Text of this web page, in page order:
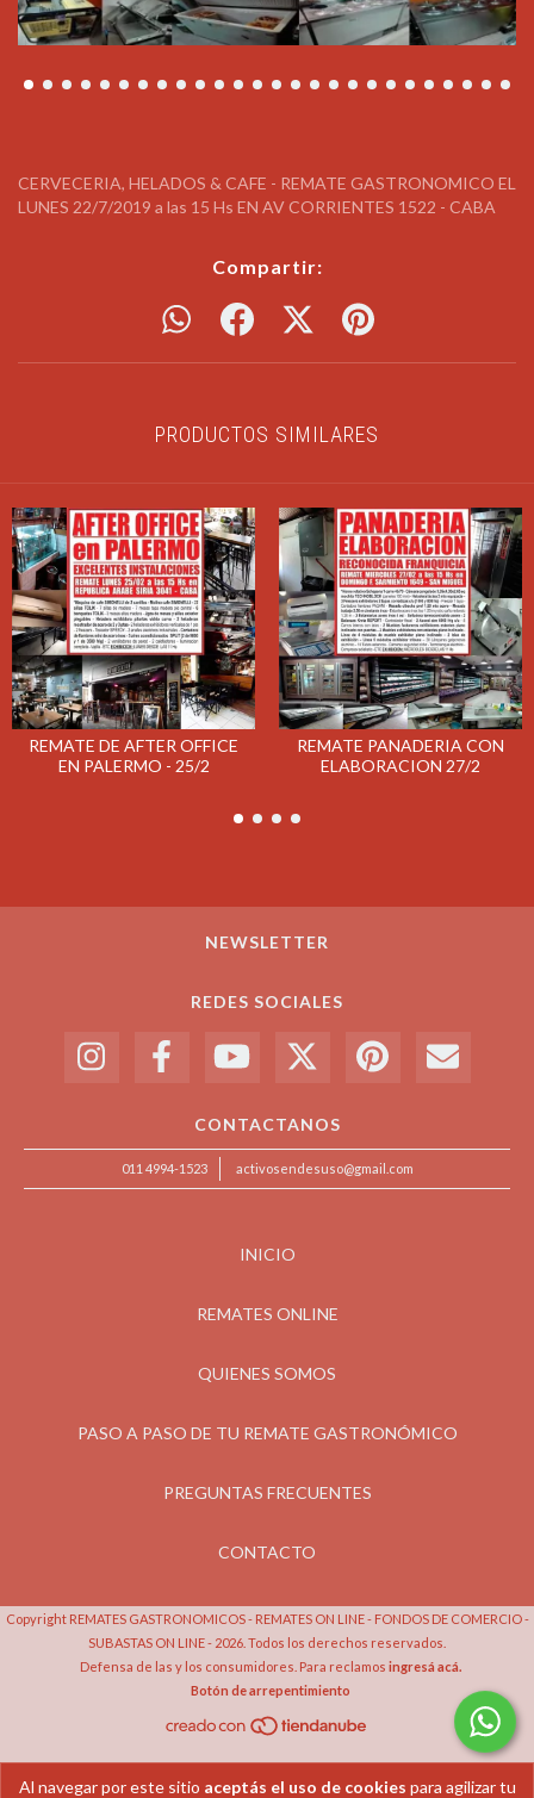
Al navegar por este sitio aceptás el uso de cookies para agilizar tu
CERVECERIA, HELADOS & CAFE - REMATE GASTRONOMICO EL
LUNES 22/7/2019 a las 15 Hs EN AV CORRIENTES 1522 - CABA
Compartir:
PRODUCTOS SIMILARES
REMATE DE AFTER OFFICE
EN PALERMO - 25/2
REMATE PANADERIA CON
ELABORACION 27/2
NEWSLETTER
REDES SOCIALES
CONTACTANOS
011 4994-1523 activosendesuso@gmail.com
INICIO
REMATES ONLINE
QUIENES SOMOS
PASO A PASO DE TU REMATE GASTRONÓMICO
PREGUNTAS FRECUENTES
CONTACTO
Copyright REMATES GASTRONOMICOS - REMATES ON LINE - FONDOS DE COMERCIO -
SUBASTAS ON LINE - 2026. Todos los derechos reservados.
Defensa de las y los consumidores. Para reclamos ingresá acá.
Botón de arrepentimiento